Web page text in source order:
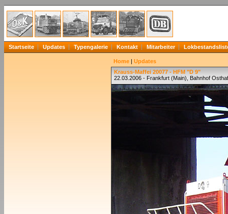
Startseite Updates Typengalerie Kontakt Mitarbeiter
Home | Updates
Krauss-Maffei 20077 - HFM "D 9"
22.03.2006 - Frankfurt (Main), Bahnhof